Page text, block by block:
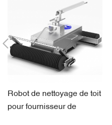
Robot de nettoyage de toit
pour fournisseur de